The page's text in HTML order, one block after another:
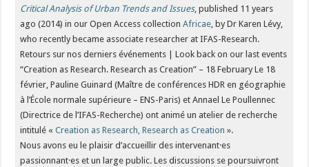
Critical Analysis of Urban Trends and Issues, published 11 years
ago (2014) in our Open Access collectionAfricae, by Dr Karen Lévy,
who recently became associate researcher at IFAS-Research.
Retours sur nos derniers événements | Look back on our last events
“Creation as Research. Research as Creation” – 18 February Le 18
février, Pauline Guinard (Maître de conférences HDR en géographie
à l’École normale supérieure – ENS-Paris) et Annael Le Poullennec
(Directrice de l’IFAS-Recherche) ont animé un atelier de recherche
intitulé «Creation as Research, Research as Creation ».
Nous avons eu le plaisir d’accueillir des intervenant·es
passionnant·es et un large public. Les discussions se poursuivront